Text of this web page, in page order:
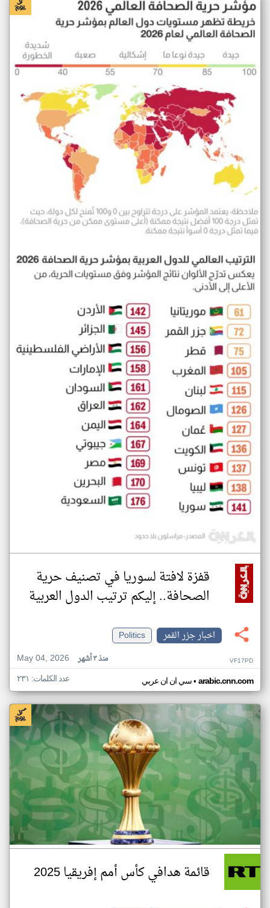
قفزة لافتة لسوريا في تصنيف حرية
الصحافة.. إليكم ترتيب الدول العربية
اخبار جزر القمر
Politics
May 04, 2026
منذ ٣ أشهر VF17PD
سي ان ان عربي• arabic.cnn.com عدد الكلمات: ٢٣١
قائمة هدافي كأس أمم إفريقيا 2025